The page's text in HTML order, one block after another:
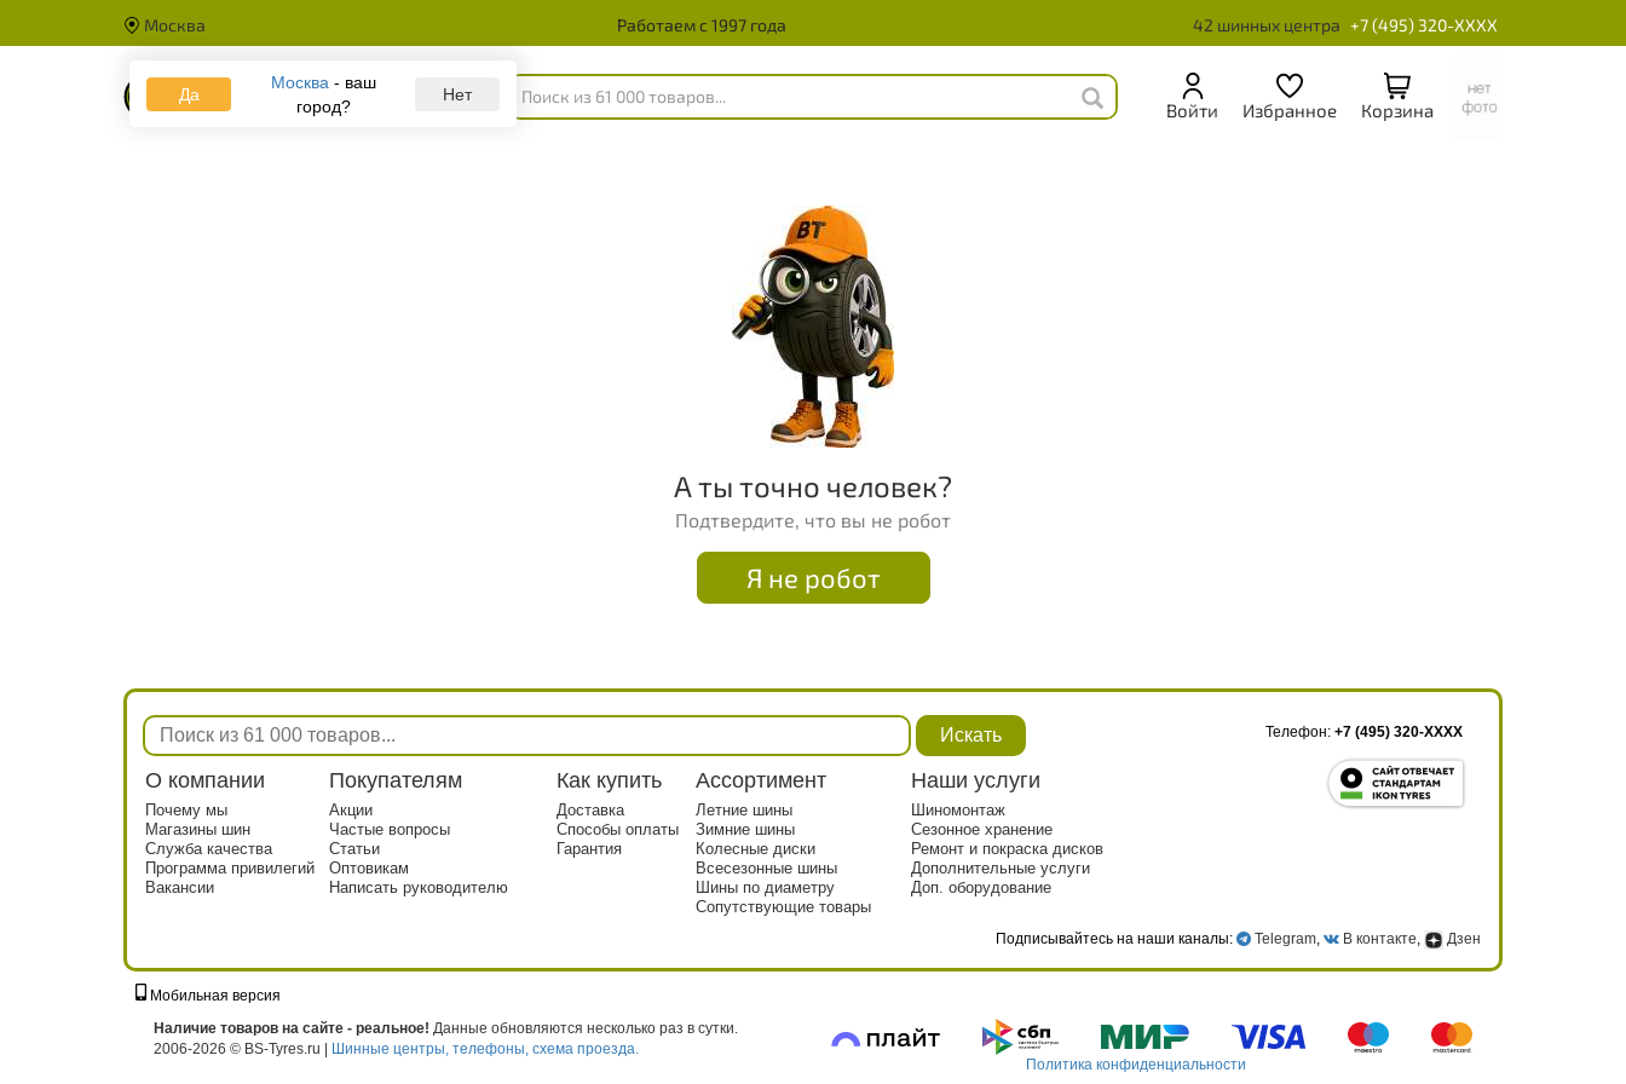
Москва Работаем с 1997 года 42 шинных центра +7 (495) 320-XXXX
Да
Москва - ваш
город?
Нет
Каталог
Войти Избранное Корзина
А ты точно человек?
Подтвердите, что вы не робот
Я не робот
Искать
О компании
Почему мы
Магазины шин
Служба качества
Программа привилегий
Вакансии
Покупателям
Акции
Частые вопросы
Статьи
Оптовикам
Написать руководителю
Как купить
Доставка
Способы оплаты
Гарантия
Ассортимент
Летние шины
Зимние шины
Колесные диски
Всесезонные шины
Шины по диаметру
Сопутствующие товары
Наши услуги
Шиномонтаж
Сезонное хранение
Ремонт и покраска дисков
Дополнительные услуги
Доп. оборудование
Телефон: +7 (495) 320-XXXX
Подписывайтесь на наши каналы: Telegram, В контакте, Дзен
Мобильная версия
Наличие товаров на сайте - реальное! Данные обновляются несколько раз в сутки.
2006-2026 © BS-Tyres.ru |
Шинные центры, телефоны, схема проезда.
Политика конфиденциальности